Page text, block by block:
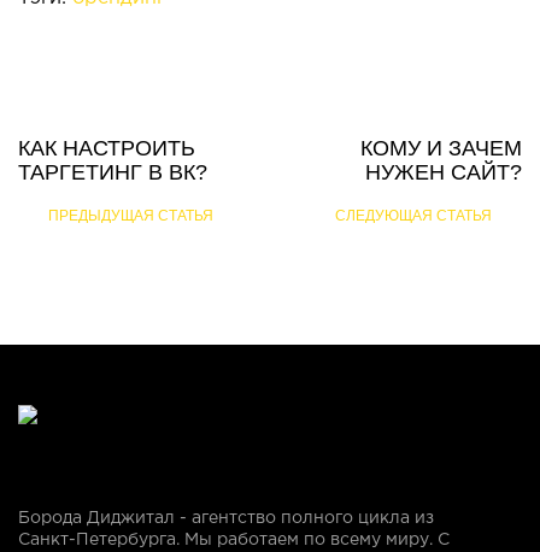
КАК НАСТРОИТЬ
ТАРГЕТИНГ В ВК?
ПРЕДЫДУЩАЯ СТАТЬЯ
КОМУ И ЗАЧЕМ
НУЖЕН САЙТ?
СЛЕДУЮЩАЯ СТАТЬЯ
Борода Диджитал - агентство полного цикла из
Санкт-Петербурга. Мы работаем по всему миру. С